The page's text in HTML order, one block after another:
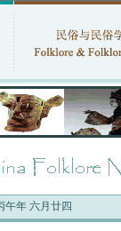
午年 六月廿四